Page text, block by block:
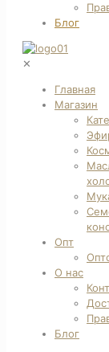
Блог
✕
Главная
Магазин
Опт
О нас
Блог